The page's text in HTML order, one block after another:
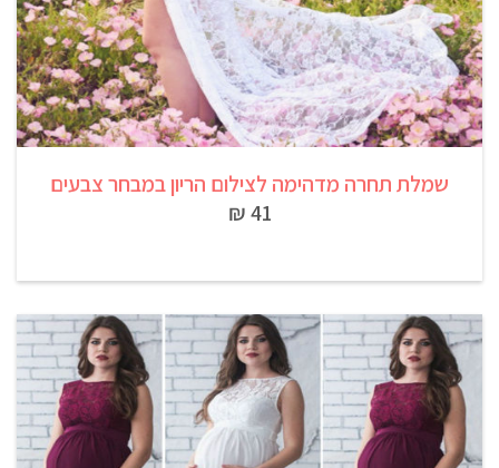
שמלת תחרה מדהימה לצילום הריון במבחר צבעים
41 ₪
שמלה סקסית לצילומי הריון